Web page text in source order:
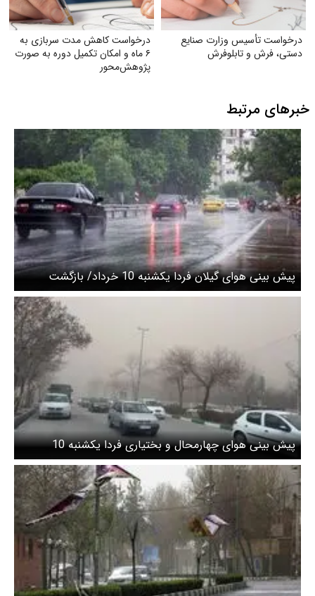
درخواست تأسیس وزارت صنایع
دستی، فرش و تابلوفرش
درخواست کاهش مدت سربازی به
۶ ماه و امکان تکمیل دوره به صورت
پژوهش‌محور
خبرهای مرتبط
پیش بینی هوای گیلان فردا یکشنبه 10 خرداد/ بازگشت
بارندگی از اواخر سه‌شنبه
پیش بینی هوای چهارمحال و بختیاری فردا یکشنبه 10
خرداد/ افزایش سرعت ورزش باد در شهرکرد